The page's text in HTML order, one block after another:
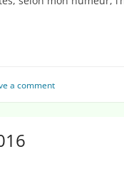
a comment